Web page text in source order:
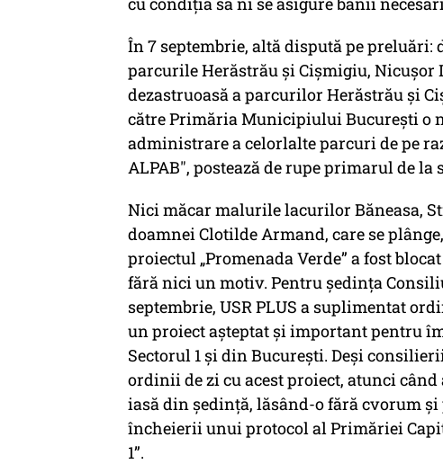
În 7 septembrie, altă dispută pe
parcurile Herăstrău şi Cişmigiu, Nicușor
dezastruoasă a parcurilor Herăstrău şi
către Primăria Municipiului Bucureşti o
administrare a celorlalte parcuri de pe
ALPAB", postează de rupe primarul de la
Nici măcar malurile lacurilor Băneasa,
doamnei Clotilde Armand, care se
proiectul „Promenada Verde” a fost
fără nici un motiv. Pentru ședința
septembrie, USR PLUS a suplimentat
un proiect așteptat și important pentru
Sectorul 1 și din București. Deși
ordinii de zi cu acest proiect, atunci
iasă din ședință, lăsând-o fără cvorum
încheierii unui protocol al Primăriei
1”.